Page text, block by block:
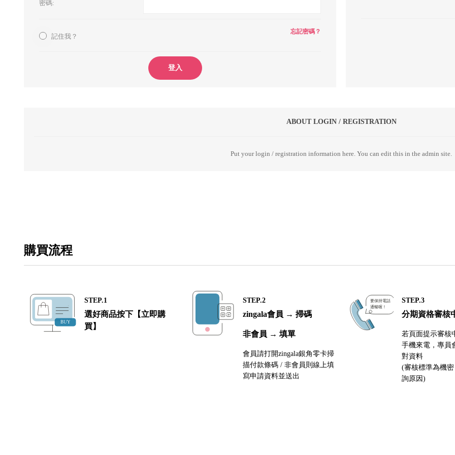
密碼:
記住我？
忘記密碼？
登入
ABOUT LOGIN / REGISTRATION
Put your login / registration information here. You can edit this in the admin site.
購買流程
STEP.1
選好商品按下【立即購
買】
STEP.2
zingala會員 → 掃碼
非會員 → 填單
會員請打開zingala銀角零卡掃
描付款條碼 / 非會員則線上填
寫申請資料並送出
STEP.3
分期資格審核
若頁面提示審核
手機來電，專員
對資料
(審核標準為機
詢原因)